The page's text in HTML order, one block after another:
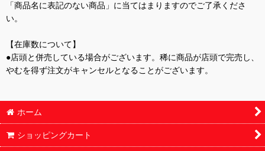
「商品名に表記のない商品」に当てはまりますのでご了承くださ
い。
【在庫数について】
●店頭と併売している場合がございます。稀に商品が店頭で完売し、
やむを得ず注文がキャンセルとなることがございます。
ホーム
ショッピングカート